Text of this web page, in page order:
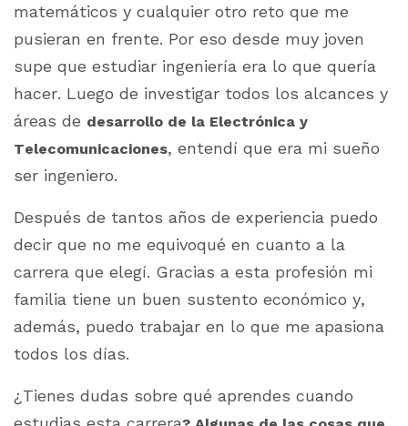
matemáticos y cualquier otro reto que me
pusieran en frente. Por eso desde muy joven
supe que estudiar ingeniería era lo que quería
hacer. Luego de investigar todos los alcances y
áreas de desarrollo de la Electrónica y
Telecomunicaciones, entendí que era mi sueño
ser ingeniero.
Después de tantos años de experiencia puedo
decir que no me equivoqué en cuanto a la
carrera que elegí. Gracias a esta profesión mi
familia tiene un buen sustento económico y,
además, puedo trabajar en lo que me apasiona
todos los días.
¿Tienes dudas sobre qué aprendes cuando